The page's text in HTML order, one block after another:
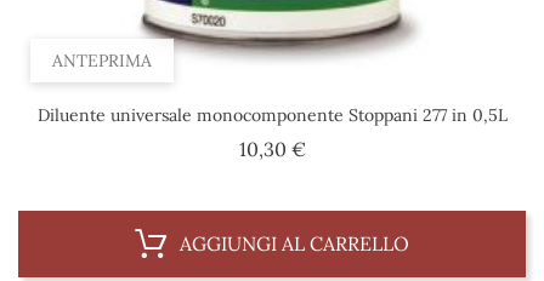
ANTEPRIMA
Diluente universale monocomponente Stoppani 277 in 0,5L
10,30 €Prezzo
AGGIUNGI AL CARRELLO